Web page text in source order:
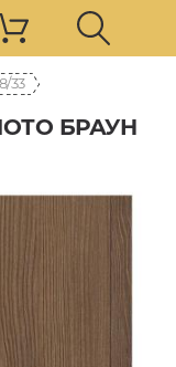
8/33 Классик
БРАУН